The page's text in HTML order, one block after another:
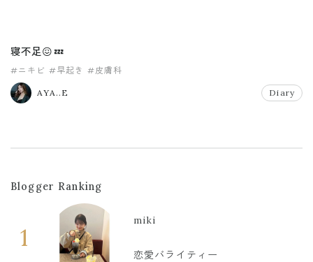
寝不足😖💤
#ニキビ #早起き #皮膚科
AYA..E Diary
Blogger Ranking
1
miki
恋愛バライティー